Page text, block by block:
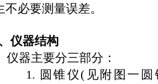
不必要测量误差。
仪器结构
仪器主要分三部分：
1. 圆锥仪(见附图一